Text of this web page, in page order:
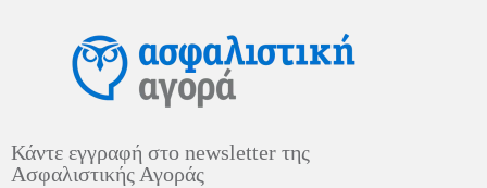
Κάντε εγγραφή στο newsletter της
Ασφαλιστικής Αγοράς